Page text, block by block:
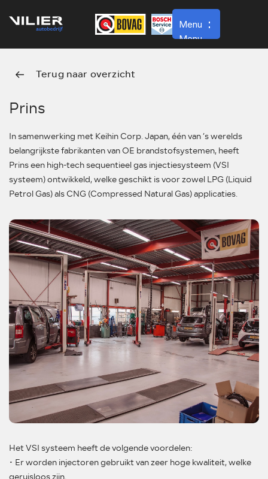
Menu
Menu
Home
Werkplaats
Contact
Vacatures
Verkoop
Terug naar overzicht
Prins
In samenwerking met Keihin Corp. Japan, één van ’s werelds
belangrijkste fabrikanten van OE brandstofsystemen, heeft
Prins een high-tech sequentieel gas injectiesysteem (VSI
systeem) ontwikkeld, welke geschikt is voor zowel LPG (Liquid
Petrol Gas) als CNG (Compressed Natural Gas) applicaties.
Het VSI systeem heeft de volgende voordelen:
• Er worden injectoren gebruikt van zeer hoge kwaliteit, welke